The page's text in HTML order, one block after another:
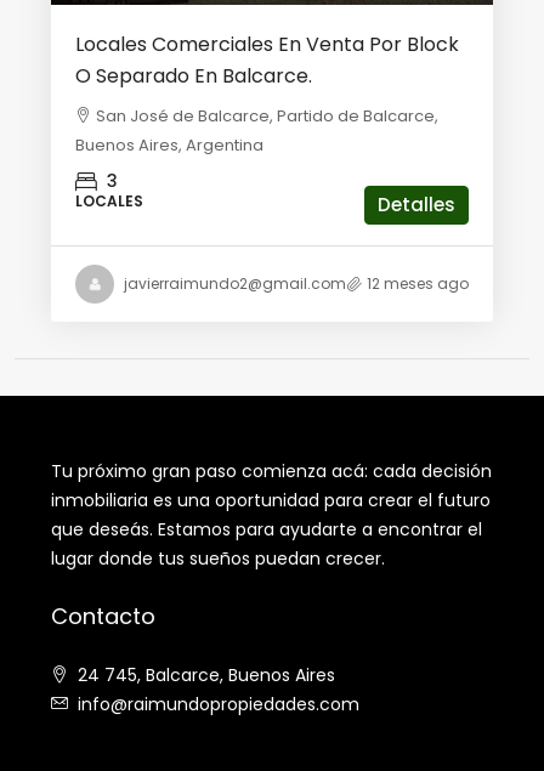
Locales Comerciales En Venta Por Block
O Separado En Balcarce.
San José de Balcarce, Partido de Balcarce,
Buenos Aires, Argentina
3
LOCALES Detalles
javierraimundo2@gmail.com 12 meses ago
Tu próximo gran paso comienza acá: cada decisión
inmobiliaria es una oportunidad para crear el futuro
que deseás. Estamos para ayudarte a encontrar el
lugar donde tus sueños puedan crecer.
Contacto
24 745, Balcarce, Buenos Aires
info@raimundopropiedades.com